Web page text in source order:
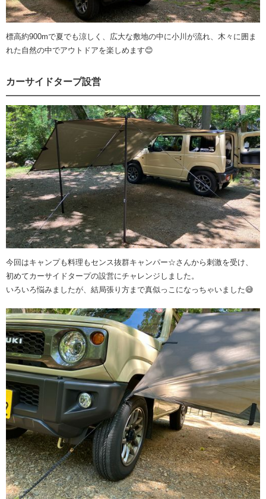
標高約900mで夏でも涼しく、広大な敷地の中に小川が流れ、木々に囲ま
れた自然の中でアウトドアを楽しめます😊
カーサイドタープ設営
今回はキャンプも料理もセンス抜群キャンパー☆さんから刺激を受け、
初めてカーサイドタープの設営にチャレンジしました。
いろいろ悩みましたが、結局張り方まで真似っこになっちゃいました😅